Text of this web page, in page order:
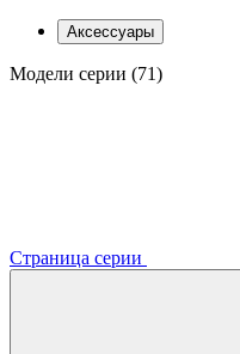
Аксессуары
Модели серии (71)
Страница серии